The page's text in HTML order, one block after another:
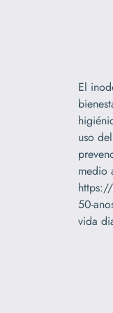
El
uso
medio
50-
vida